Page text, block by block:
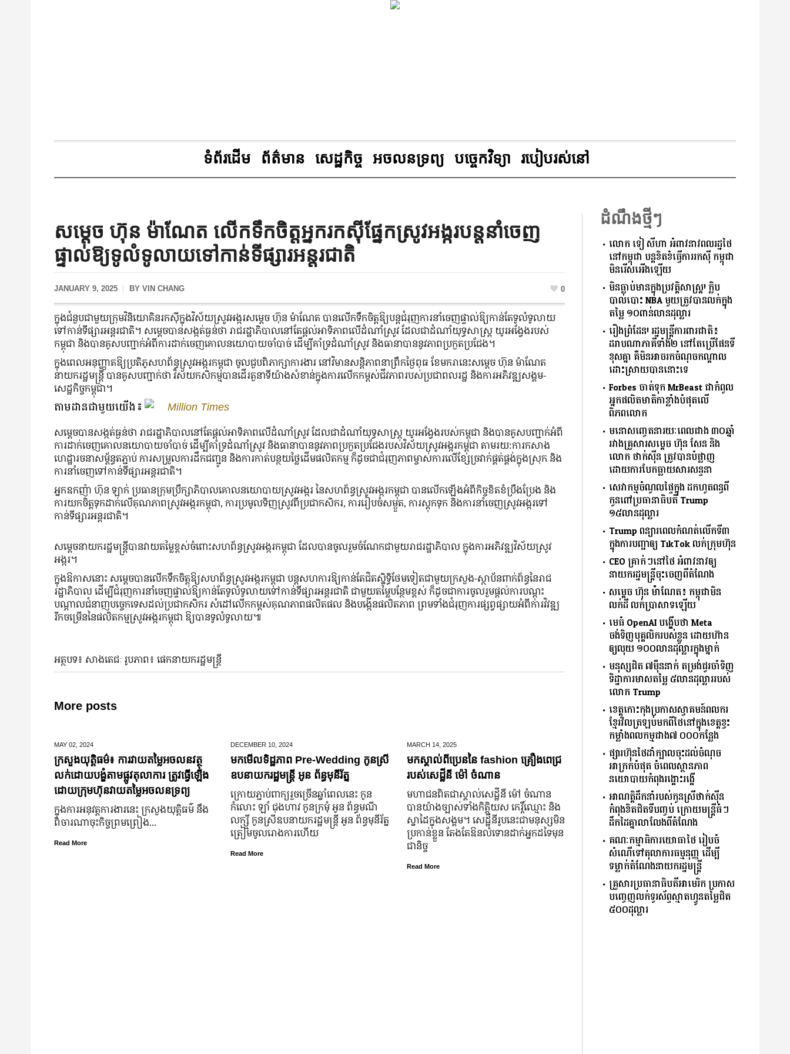
ទំព័រដើម ព័ត៌មាន សេដ្ឋកិច្ច អចលនទ្រព្យ បច្ចេកវិទ្យា របៀបរស់នៅ
សម្តេច ហ៊ុន ម៉ាណែត លើកទឹកចិត្តអ្នករកស៊ីផ្នែកស្រូវអង្ករបន្តនាំចេញ
ផ្ទាល់ឱ្យទូលំទូលាយទៅកាន់ទីផ្សារអន្តរជាតិ
JANUARY 9, 2025 BY VIN CHANG 0
​​ក្នុងជំនួបជាមួយក្រុមវិនិយោគិនរកស៊ីក្នុងវិស័យស្រូវអង្ករសម្ដេច ហ៊ុន ម៉ាណែត បានលើកទឹកចិត្តឱ្យបន្តជំរុញការនាំចេញផ្ទាល់ឱ្យកាន់តែទូលំទូលាយ
ទៅកាន់ទីផ្សារអន្តរជាតិ​​។ សម្តេចបានសង្កត់ធ្ងន់ថា រាជរដ្ឋាភិបាលនៅតែផ្ដល់អាទិភាពលើដំណាំស្រូវ ដែលជាដំណាំយុទ្ធសាស្ត្រ យូរអង្វែងរបស់
កម្ពុជា និងបានគូសបញ្ជាក់អំពីការដាក់ចេញគោលនយោបាយចាំបាច់ ដើម្បីគាំទ្រដំណាំស្រូវ និងធានាបាននូវភាពប្រកួតប្រជែង។
ក្នុងពេលអនុញ្ញាតឱ្យប្រតិភូសហព័ន្ធស្រូវអង្ករកម្ពុជា ចូលជួបពិភាក្សាការងារ នៅវិមានសន្ដិភាពនាព្រឹកថ្ងៃពុធ ខែមករានេះសម្តេច ហ៊ុន ម៉ាណែត
នាយករដ្ឋមន្ត្រី បានគូសបញ្ជាក់ថា វិស័យកសិកម្មបានដើរតួនាទីយ៉ាងសំខាន់ក្នុងការលើកកម្ពស់ជីវភាពរបស់ប្រជាពលរដ្ឋ និងការអភិវឌ្ឍសង្គម-
សេដ្ឋកិច្ចកម្ពុជា។
តាមដានជាមួយយើង៖ Million Times
សម្ដេចបានសង្កត់ធ្ងន់ថា រាជរដ្ឋាភិបាលនៅតែផ្ដល់អាទិភាពលើដំណាំស្រូវ ដែលជាដំណាំយុទ្ធសាស្ត្រ យូរអង្វែងរបស់កម្ពុជា និងបានគូសបញ្ជាក់អំពី
ការដាក់ចេញគោលនយោបាយចាំបាច់ ដើម្បីគាំទ្រដំណាំស្រូវ និងធានាបាននូវភាពប្រកួតប្រជែងរបស់វិស័យស្រូវអង្ករកម្ពុជា តាមរយ:ការកសាង
ហេដ្ឋារចនាសម្ព័ន្ធតភ្ជាប់ ការសម្រួលការដឹកជញ្ជូន និងការកាត់បន្ថយថ្លៃដើមផលិតកម្ម ក៏ដូចជាជំរុញភាពម្ចាស់ការលើខ្សែច្រវាក់ផ្គត់ផ្គង់ក្នុងស្រុក និង
ការនាំចេញទៅកាន់ទីផ្សារអន្តរជាតិ។
អ្នកឧកញ៉ា​ ហ៊ុន​ ឡាក់​ ប្រធានក្រុមប្រឹក្សាភិបាលគោលនយោបាយស្រូវអង្ករ នៃសហព័ន្ធស្រូវអង្ករកម្ពុជា បានលើកឡើងអំពីកិច្ចខិតខំប្រឹងប្រែង និង
ការយកចិត្តទុកដាក់លើគុណភាពស្រូវអង្ករកម្ពុជា, ការប្រមូលទិញស្រូវពីប្រជាកសិករ, ការរៀបចំសម្ងួត, ការស្ដុកទុក និងការនាំចេញស្រូវអង្ករទៅ
កាន់ទីផ្សារអន្តរជាតិ។​
សម្ដេចនាយករដ្ឋមន្រ្តីបានវាយតម្លៃខ្ពស់ចំពោះសហព័ន្ធស្រូវអង្ករកម្ពុជា ដែលបានចូលរួមចំណែកជាមួយរាជរដ្ឋាភិបាល ក្នុងការអភិវឌ្ឍវិស័យស្រូវ
អង្ករ។
ក្នុងឱកាសនោះ សម្ដេចបានលើកទឹកចិត្តឱ្យសហព័ន្ធស្រូវអង្ករកម្ពុជា បន្តសហការឱ្យកាន់តែជិតស្និទ្ធិថែមទៀតជាមួយក្រសួង-ស្ថាប័នពាក់ព័ន្ធនៃរាជ
រដ្ឋាភិបាល ដើម្បីជំរុញការនាំចេញផ្ទាល់ឱ្យកាន់តែទូលំទូលាយទៅកាន់ទីផ្សារអន្តរជាតិ​​ ជាមួយតម្លៃបន្ថែមខ្ពស់ ក៏ដូចជាការចូលរួមផ្តល់ការបណ្ដុះ
បណ្ដាលជំនាញបច្ចេកទេសដល់ប្រជាកសិករ សំដៅលើកកម្ពស់គុណភាពផលិតផល និងបង្កើនផលិតភាព ព្រមទាំង​ជំរុញ​ការផ្សព្វផ្សាយអំពី​ការ​វិវឌ្ឍ​
រីកចម្រើន​នៃផលិត​កម្ម​ស្រូវ​អង្ករ​កម្ពុជា​ ឱ្យ​បាន​ទូលំទូលាយ​៕
អត្ថបទ៖ សាងតេជៈ រូបភាព៖ ផេកនាយករដ្ឋមន្រ្តី
More posts
MAY 02, 2024
ក្រសួងយុត្តិធម៌៖ ការវាយតម្លៃអចលនវត្ថុ
លក់ដោយបង្ខំតាមផ្លូវតុលាការ ត្រូវធ្វើឡើង
ដោយក្រុមហ៊ុនវាយតម្លៃអចលនទ្រព្យ
ក្នុងការអនុវត្តការងារនេះ ក្រសួងយុត្តិធម៌ នឹង
ពិចារណាចុះកិច្ចព្រមព្រៀង...
Read More
DECEMBER 10, 2024
មកមើលទិដ្ឋភាព Pre-Wedding កូនស្រី
ឧបនាយករដ្ឋមន្រ្តី អូន ព័ន្ធមុនីរ័ត្ន
ក្រោយ​ភ្ជាប់​ពាក្យ​រួច​ច្រើន​ឆ្នាំ​ពេលនេះ កូន
កំលោះ ឡាំ ជុងហាវ កូនក្រមុំ អូន ព័ន្ធមណី
លក្ស្មី កូនស្រី​ឧបនាយករដ្ឋមន្ត្រី អូន ព័ន្ធមុនីរ័ត្ន
ត្រៀម​ចូល​រោងការ​ហើយ
Read More
MARCH 14, 2025
មកស្គាល់ពីប្រេននៃ​ fashion គ្រឿងពេជ្រ
របស់សេដ្ឋីនី ម៉ៅ ចំណាន
មហាជន​ពិតជា​ស្គាល់​សេដ្ឋី​នី ម៉ៅ ចំណាន
បាន​យ៉ាង​ច្បាស់​ទាំង​កិត្តិយស កេរ្តិ៍ឈ្មោះ និង​
ស្នាដៃ​ក្នុង​សង្គម។ សេដ្ឋី​នី​រូប​នេះ​ជា​មនុស្ស​មិន​
ប្រកាន់​ខ្លួន តែងតែ​ឱនលំទោន​ដាក់​អ្នក​ដទៃ​មុន​
ជានិច្ច
Read More
ដំណឹងថ្មីៗ
លោក ទៀ សីហា អំពាវនាវពលរដ្ឋថៃ
នៅកម្ពុជា បន្តខិតខំធ្វើការរកសុី កម្ពុជា
មិនរើសអើងឡើយ
មិនធ្លាប់មានក្នុងប្រវត្តិសាស្ត្រ! ក្លិប
បាល់បោះ NBA មួយត្រូវបានលក់ក្នុង
តម្លៃ ១០ពាន់លានដុល្លារ
រឿងព្រំដែន! រដ្ឋមន្រ្តីការពារជាតិ៖
ដរាបណាភាគីទាំង២ នៅតែប្រើផែនទី
ខុសគ្នា គឺមិនអាចរកចំណុច​កណ្តាល​
ដោះស្រាយ​បាននោះទេ
Forbes ចាត់ទុក MrBeast ជាកំពូល
អ្នកផលិតមាតិកាខ្លាំងបំផុតលើ
ពិភពលោក
មនោសញ្ចេតនារយៈពេលជាង ៣០ឆ្នាំ
រវាងគ្រួសារសម្តេច ហ៊ុន សែន និង
លោក ថាក់ស៊ីន ត្រូវបានបំផ្លាញ
ដោយការបែកធ្លាយសារសន្ទនា
សេវាកម្មចំណូលផ្ទៃក្នុង ដកហូតពន្ធពី
កូនពៅប្រធានាធិបតី Trump
១៥លានដុល្លារ
Trump ពន្យារពេលកំណត់លើកទី៣
ក្នុងការបញ្ជាឲ្យ TikTok លក់ក្រុមហ៊ុន
CEO គ្រាក់ៗនៅថៃ អំពាវនាវឲ្យ
នាយករដ្ឋមន្ត្រីចុះចេញពីតំណែង
សម្ដេច ហ៊ុន ម៉ាណែត៖ កម្ពុជាមិន
លក់ដី លក់ប្រាសាទឡើយ
មេធំ OpenAI បង្ហើបថា Meta
ចង់ទិញបុគ្គលិករបស់ខ្លួន ដោយហ៊ាន
ឲ្យលុយ ១០០លានដុល្លារក្នុងម្នាក់
មនុស្សជិត ៧ម៉ឺននាក់ តម្រង់ជួរចាំទិញ
ទិដ្ឋាការមាសតម្លៃ ៥លានដុល្លាររបស់
លោក Trump
ខេត្តកោះកុងប្រកាសស្វាគមន៍ពលករ
ខ្មែរវិលត្រឡប់មកពីថៃនៅក្នុងខេត្តខ្វះ
កម្លាំងពលកម្មជាង៧ ០០០កន្លែង
ផ្សារហ៊ុនថៃដាំក្បាលចុះដល់ចំណុច
អាក្រក់បំផុត ចំពេលស្ថានភាព
នយោបាយកំពុងរង្គោះរង្គើ
អាណត្តិដឹកនាំរបស់កូនស្រីថាក់ស៊ីន
កំពុងខិតជិតទីបញ្ចប់ ក្រោយមន្ត្រីធំៗ
ដឹកដៃគ្នាលាលែងពីតំណែង
គណៈកម្មាធិការយោធាថៃ រៀបចំ
សំណើទៅតុលាការធម្មនុញ្ញ ដើម្បី
ទម្លាក់តំណែងនាយករដ្ឋមន្ត្រី
គ្រួសារប្រធានាធិបតីអាមេរិក ប្រកាស
បញ្ចេញលក់ទូរស័ព្ទស្មាតហ្វូនតម្លៃជិត
៥០០ដុល្លារ